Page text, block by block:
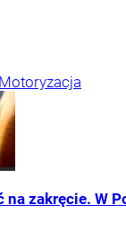
Motoryzacja
zakręcie. W